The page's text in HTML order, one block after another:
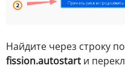
Найдите через строку
fission.autostart и